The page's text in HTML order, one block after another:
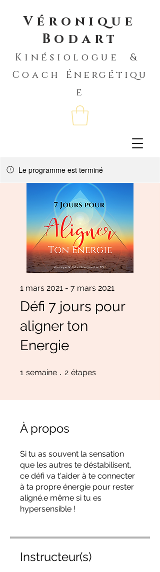
Véronique
Bodart
Kinésiologue &
Coach Énergétiqu
e
Le programme est terminé
Défi 7 jours pour
aligner ton
Energie
1 mars 2021 - 7 mars 2021
1 semaine 1 semaine
2 étapes
À propos
Si tu as souvent la sensation
que les autres te déstabilisent,
ce défi va t'aider à te connecter
à ta propre énergie pour rester
aligné.e même si tu es
hypersensible !
Instructeur(s)